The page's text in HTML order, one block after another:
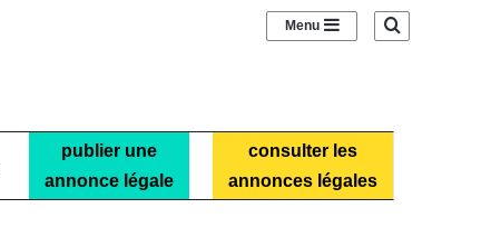
Sidebar (barre
publier une
annonce légale
consulter les
annonces légales